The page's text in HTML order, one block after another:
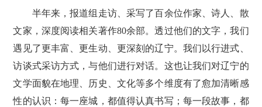
半年来，报道组走访、采写了百余位作家、诗人、散
文家，深度阅读相关著作80余部。透过他们的文字，我们
遇见了更丰富、更生动、更深刻的辽宁。我们以行进式、
访谈式采访方式，与他们进行对话。这也让我们对辽宁的
文学面貌在地理、历史、文化等多个维度有了愈加清晰感
性的认识：每一座城，都值得认真书写；每一段故事，都